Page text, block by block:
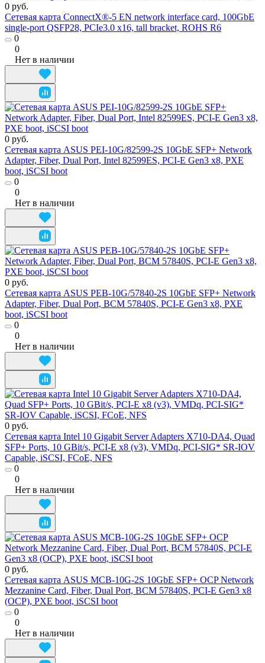
0 руб.
Сетевая карта ConnectX®-5 EN network interface card, 100GbE
single-port QSFP28, PCIe3.0 x16, tall bracket, ROHS R6
0
0
Нет в наличии
0 руб.
Сетевая карта ASUS PEI-10G/82599-2S 10GbE SFP+ Network
Adapter, Fiber, Dual Port, Intel 82599ES, PCI-E Gen3 x8, PXE
boot, iSCSI boot
0
0
Нет в наличии
0 руб.
Сетевая карта ASUS PEB-10G/57840-2S 10GbE SFP+ Network
Adapter, Fiber, Dual Port, BCM 57840S, PCI-E Gen3 x8, PXE
boot, iSCSI boot
0
0
Нет в наличии
0 руб.
Сетевая карта Intel 10 Gigabit Server Adapters X710-DA4, Quad
SFP+ Ports, 10 GBit/s, PCI-E x8 (v3), VMDq, PCI-SIG* SR-IOV
Capable, iSCSI, FCoE, NFS
0
0
Нет в наличии
0 руб.
Сетевая карта ASUS MCB-10G-2S 10GbE SFP+ OCP Network
Mezzanine Card, Fiber, Dual Port, BCM 57840S, PCI-E Gen3 x8
(OCP), PXE boot, iSCSI boot
0
0
Нет в наличии